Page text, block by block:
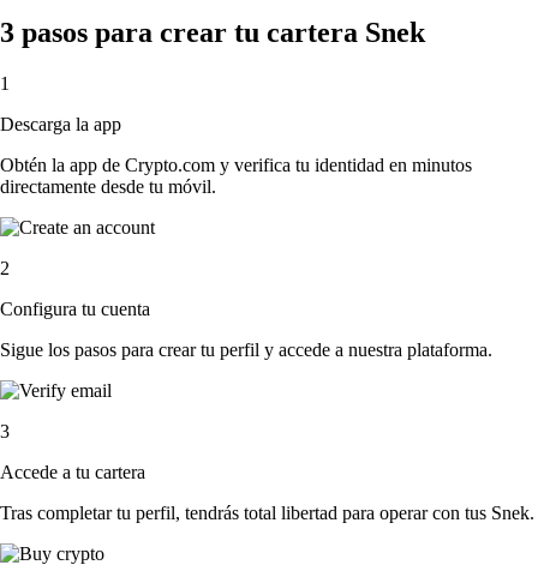
3 pasos para crear tu cartera Snek
1
Descarga la app
Obtén la app de Crypto.com y verifica tu identidad en minutos
directamente desde tu móvil.
2
Configura tu cuenta
Sigue los pasos para crear tu perfil y accede a nuestra plataforma.
3
Accede a tu cartera
Tras completar tu perfil, tendrás total libertad para operar con tus Snek.